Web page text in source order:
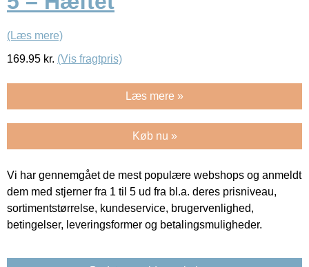
(Læs mere)
169.95 kr. (Vis fragtpris)
Læs mere »
Køb nu »
Vi har gennemgået de mest populære webshops og anmeldt
dem med stjerner fra 1 til 5 ud fra bl.a. deres prisniveau,
sortimentstørrelse, kundeservice, brugervenlighed,
betingelser, leveringsformer og betalingsmuligheder.